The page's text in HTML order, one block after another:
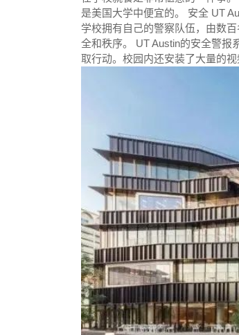
是美国大学中便宜的。 安全 UT
学校拥有自己的警察队伍，由数
全和秩序。 UT Austin的安全警报
取行动。校园内还安装了大量的